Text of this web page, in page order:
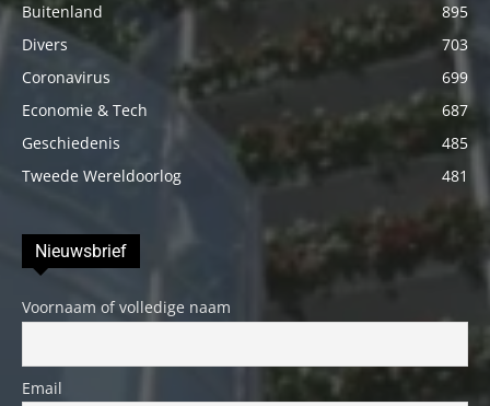
Buitenland
895
Divers
703
Coronavirus
699
Economie & Tech
687
Geschiedenis
485
Tweede Wereldoorlog
481
Nieuwsbrief
Voornaam of volledige naam
Email